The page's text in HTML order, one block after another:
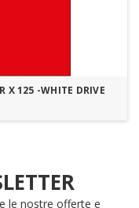
X 125 -WHITE DRIVE
le nostre offerte e